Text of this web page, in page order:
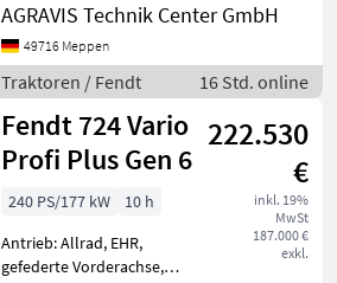
Fronthydraulik 724 VARIO
GEN-6 0010 gebr Fendt 724
Vario Gen 6 0020 Profi+
Setting2 0030 Kabine
Heizung Lüftung 0040
AGRAVIS Technik Center GmbH
49716 Meppen
Traktoren / Fendt 16 Std. online
Fendt 724 Vario
Profi Plus Gen 6
222.530
€
inkl. 19%
MwSt
187.000 €
exkl.
240 PS/177 kW
10 h
Antrieb: Allrad, EHR,
gefederte Vorderachse,